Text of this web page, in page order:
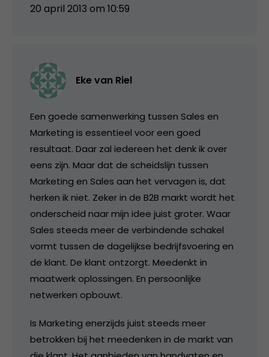
20 april 2013 om 10:59
Eke van Riel
Een goede samenwerking tussen Sales en
Marketing is essentieel voor een goed
resultaat. Daar zal iedereen het denk ik over
eens zijn. Maar dat de scheidslijn tussen
Marketing en Sales aan het vervagen is, dat
herken ik niet. Zeker in de B2B markt wordt het
onderscheid naar mijn idee juist groter. Waar
Sales steeds meer de verbindende schakel
vormt tussen de dagelijkse bedrijfsvoering en
de klant. De klant ontzorgt. Meedenkt in
maatwerk oplossingen. En persoonlijke
netwerken opbouwt.
Is Marketing enerzijds juist steeds meer
betrokken bij het meedenken in de markt van